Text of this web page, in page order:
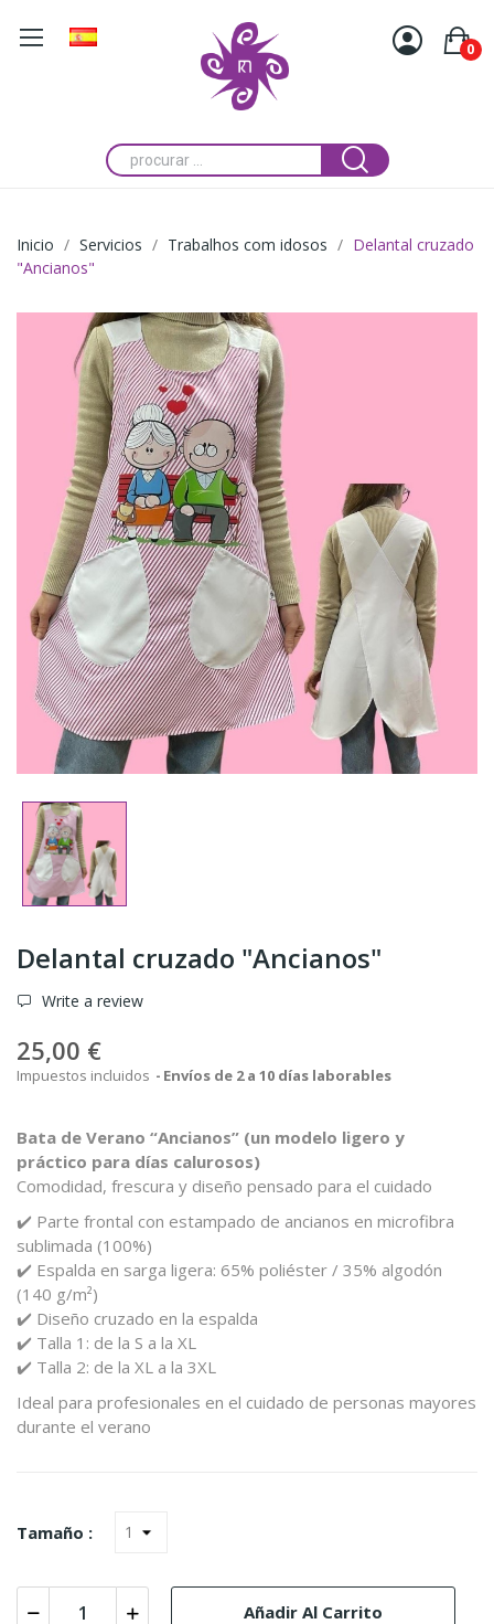
0
Inicio Servicios Trabalhos com idosos
Delantal cruzado
"Ancianos"
Delantal cruzado "Ancianos"
Write a review
25,00 €
Impuestos incluidos Envíos de 2 a 10 días laborables
Bata de Verano “Ancianos” (un modelo ligero y
práctico para días calurosos)
Comodidad, frescura y diseño pensado para el cuidado
✔️ Parte frontal con estampado de ancianos en microfibra
sublimada (100%)
✔️ Espalda en sarga ligera: 65% poliéster / 35% algodón
(140 g/m²)
✔️ Diseño cruzado en la espalda
✔️ Talla 1: de la S a la XL
✔️ Talla 2: de la XL a la 3XL
Ideal para profesionales en el cuidado de personas mayores
durante el verano
Tamaño :
Añadir Al Carrito